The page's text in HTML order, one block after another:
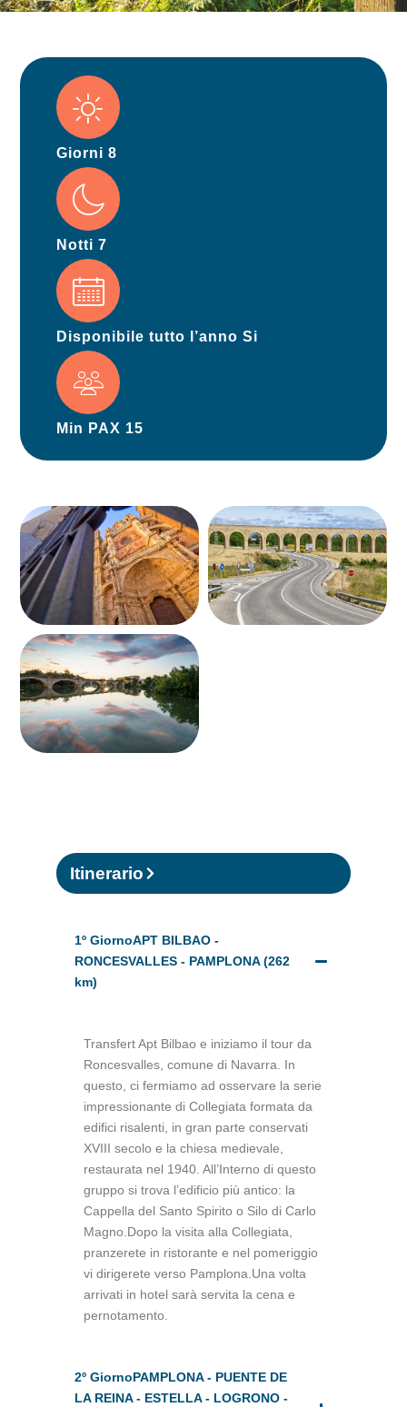
Giorni 8
Notti 7
Disponibile tutto l’anno Si
Min PAX 15
Itinerario
1º GiornoAPT BILBAO -
RONCESVALLES - PAMPLONA (262
km)
Transfert Apt Bilbao e iniziamo il tour da
Roncesvalles, comune di Navarra. In
questo, ci fermiamo ad osservare la serie
impressionante di Collegiata formata da
edifici risalenti, in gran parte conservati
XVIII secolo e la chiesa medievale,
restaurata nel 1940. All’Interno di questo
gruppo si trova l’edificio più antico: la
Cappella del Santo Spirito o Silo di Carlo
Magno.Dopo la visita alla Collegiata,
pranzerete in ristorante e nel pomeriggio
vi dirigerete verso Pamplona.Una volta
arrivati in hotel sarà servita la cena e
pernotamento.
2º GiornoPAMPLONA - PUENTE DE
LA REINA - ESTELLA - LOGRONO -